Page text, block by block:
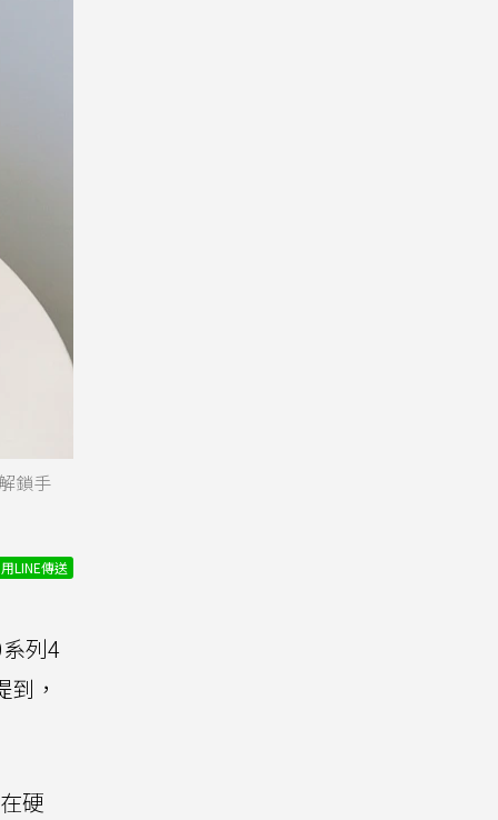
鎖手
用LINE傳送
列4
，
硬